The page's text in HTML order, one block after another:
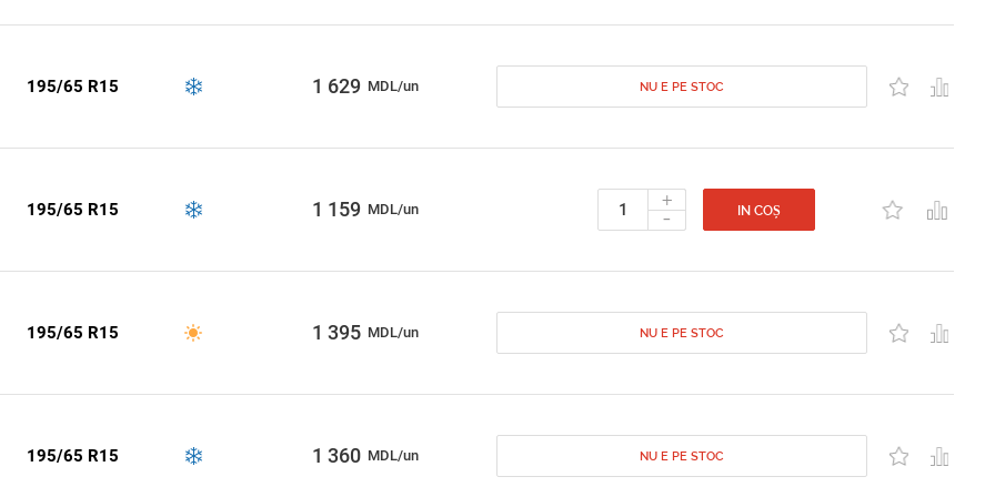
195/65 R15 1 629 MDL/un NU E PE STOC
195/65 R15 1 159 MDL/un +
- IN COȘ
195/65 R15 1 395 MDL/un NU E PE STOC
195/65 R15 1 360 MDL/un NU E PE STOC